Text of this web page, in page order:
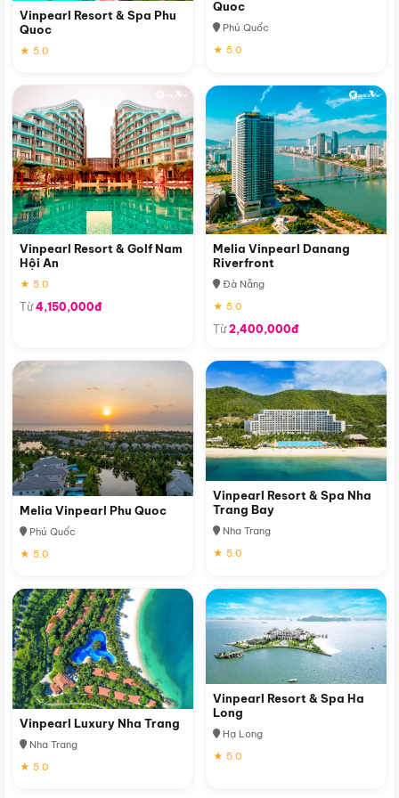
Vinpearl Resort & Spa Phu
Quoc
★ 5.0
Quoc
Phú Quốc
★ 5.0
Vinpearl Resort & Golf Nam
Hội An
★ 5.0
Từ4,150,000đ
Melia Vinpearl Danang
Riverfront
Đà Nẵng
★ 5.0
Từ2,400,000đ
Melia Vinpearl Phu Quoc
Phú Quốc
★ 5.0
Vinpearl Resort & Spa Nha
Trang Bay
Nha Trang
★ 5.0
Vinpearl Luxury Nha Trang
Nha Trang
★ 5.0
Vinpearl Resort & Spa Ha
Long
Hạ Long
★ 5.0